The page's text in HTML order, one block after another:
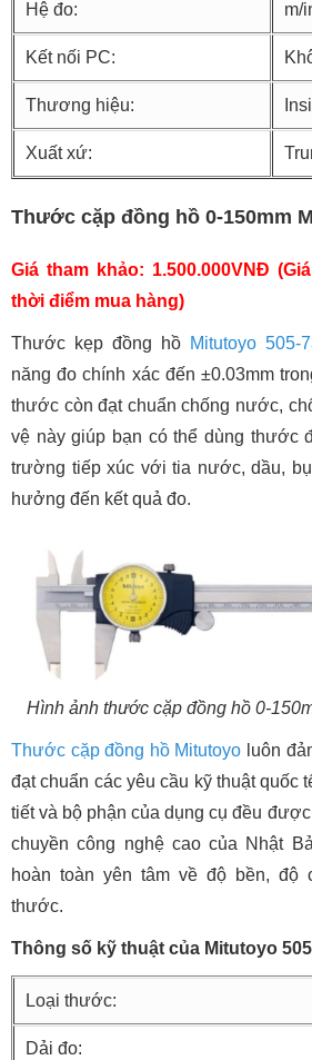
Hệ đo: m/
Kết nối PC:
Thương hiệu:
Xuất xứ:
Thước cặp đồng hồ 0-150mm
Giá tham khảo: 1.500.000VNĐ
thời điểm mua hàng)
Thước kẹp đồng hồ Mitutoyo 505-
năng đo chính xác đến ±0.03mm
thước còn đạt chuẩn chống nước,
vệ này giúp bạn có thể dùng thước
trường tiếp xúc với tia nước, dầu,
hưởng đến kết quả đo.
Hình ảnh thước cặp đồng hồ 0-
Thước cặp đồng hồMitutoyo luôn
đạt chuẩn các yêu cầu kỹ thuật quốc
tiết và bộ phận của dụng cụ đều
chuyền công nghệ cao của Nhật
hoàn toàn yên tâm về độ bền, độ
thước.
Thông số kỹ thuật của Mitutoyo
Loại thước:
Dải đo: